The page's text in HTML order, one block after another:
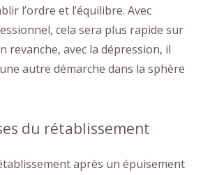
l’ordre et l’équilibre. Avec
cela sera plus rapide sur
revanche, avec la dépression, il
autre démarche dans la sphère
du rétablissement
après un épuisement